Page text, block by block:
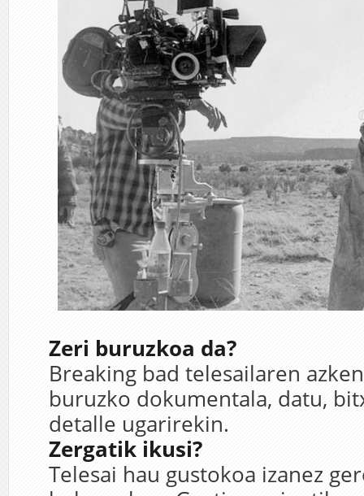
Zeri buruzkoa da?
Breaking bad telesailaren
buruzko dokumentala, datu,
detalle ugarirekin.
Zergatik ikusi?
Telesai hau gustokoa izanez